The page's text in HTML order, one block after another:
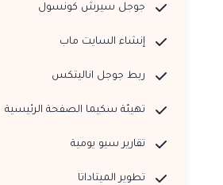
جوجل سيرش كونسول
إنشاء السايت ماب
ربط جوجل اناليتكس
تهيئة سكيما الصفحة الرئيسية
تقارير سيو يومية
تطوير الميتاداتا